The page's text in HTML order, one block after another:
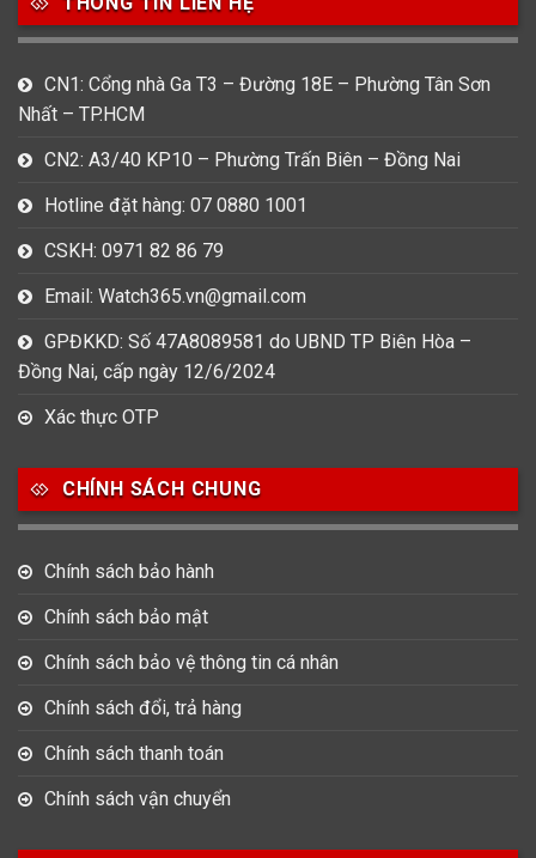
CN1: Cổng nhà Ga T3 – Đường 18E – Phường Tân Sơn
Nhất – TP.HCM
CN2: A3/40 KP10 – Phường Trấn Biên – Đồng Nai
Hotline đặt hàng: 07 0880 1001
CSKH: 0971 82 86 79
Email: Watch365.vn@gmail.com
GPĐKKD: Số 47A8089581 do UBND TP Biên Hòa –
Đồng Nai, cấp ngày 12/6/2024
Xác thực OTP
CHÍNH SÁCH CHUNG
Chính sách bảo hành
Chính sách bảo mật
Chính sách bảo vệ thông tin cá nhân
Chính sách đổi, trả hàng
Chính sách thanh toán
Chính sách vận chuyển